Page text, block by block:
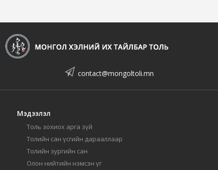
contact@mongoltoli.mn
Мэдээлэл
Толь зохиох арга зүй
Толийн сан үсгийн дарааллаар
Толийн зургийн сан
Олон нийтийн нэмсэн үг